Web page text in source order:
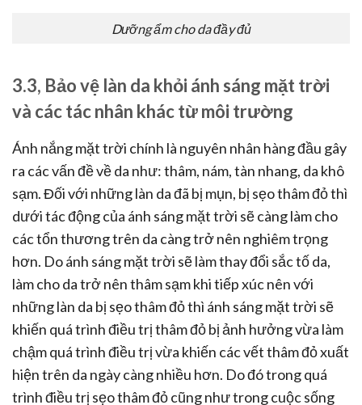
Dưỡng ẩm cho da đầy đủ
3.3, Bảo vệ làn da khỏi ánh sáng mặt trời
và các tác nhân khác từ môi trường
Ánh nắng mặt trời chính là nguyên nhân hàng đầu gây
ra các vấn đề về da như: thâm, nám, tàn nhang, da khô
sạm. Đối với những làn da đã bị mụn, bị sẹo thâm đỏ thì
dưới tác động của ánh sáng mặt trời sẽ càng làm cho
các tổn thương trên da càng trở nên nghiêm trọng
hơn. Do ánh sáng mặt trời sẽ làm thay đổi sắc tố da,
làm cho da trở nên thâm sạm khi tiếp xúc nên với
những làn da bị sẹo thâm đỏ thì ánh sáng mặt trời sẽ
khiến quá trình điều trị thâm đỏ bị ảnh hưởng vừa làm
chậm quá trình điều trị vừa khiến các vết thâm đỏ xuất
hiện trên da ngày càng nhiều hơn. Do đó trong quá
trình điều trị sẹo thâm đỏ cũng như trong cuộc sống